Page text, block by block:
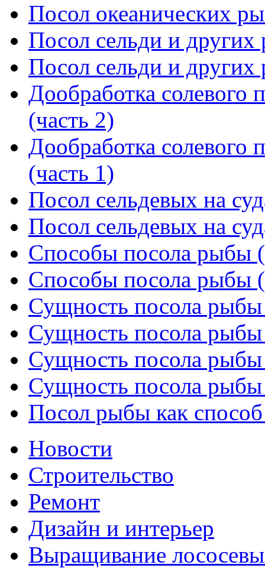
Посол океанических
Посол сельди и других
Посол сельди и других
Дообработка солевого
(часть 2)
Дообработка солевого
(часть 1)
Посол сельдевых на
Посол сельдевых на
Способы посола рыбы
Способы посола рыбы
Сущность посола рыбы
Сущность посола рыбы
Сущность посола рыбы
Сущность посола рыбы
Посол рыбы как
Новости
Строительство
Ремонт
Дизайн и интерьер
Выращивание